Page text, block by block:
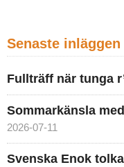
Senaste inläggen
Fullträff när tunga
Sommarkänsla
2026-07-11
Svenska Enok